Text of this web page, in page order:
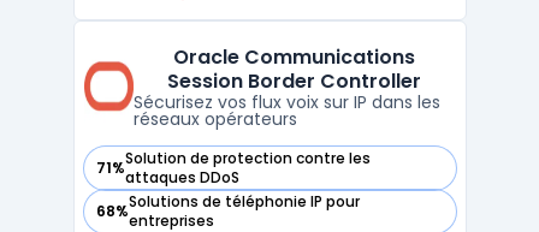
d'options de numérotation internationale,
avec la possibilité de configure ...
Oracle Communications
Session Border Controller
Sécurisez vos flux voix sur IP dans les
réseaux opérateurs
71%Solution de protection contre les
attaques DDoS
— voir Oracle Communications Session Border Controller
68%Solutions de téléphonie IP pour
entreprises
— voir Oracle Communications Session Border Controller